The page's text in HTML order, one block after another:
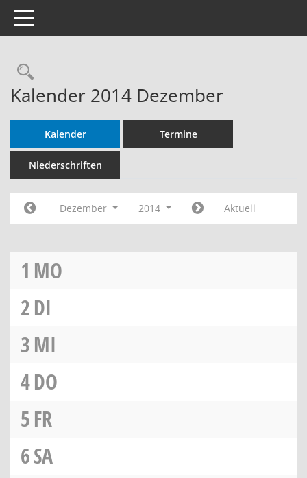
Toggle navigation
Rechercheauswahl
Kalender 2014 Dezember
Kalender Termine
Niederschriften
Dezember 2014 Aktuell
1 MO
2DI
3MI
4DO
5FR
6SA